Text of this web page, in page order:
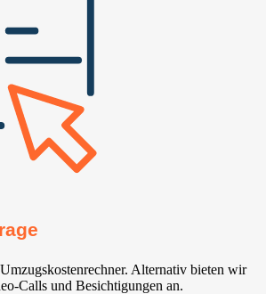
Alternativ bieten wir
Calls und Besichtigungen an.